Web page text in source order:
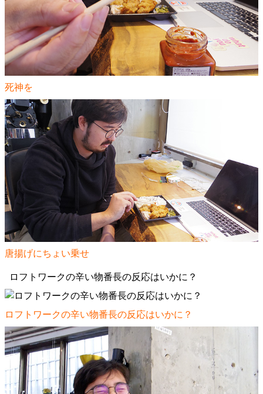
死神を
唐揚げにちょい乗せ
ロフトワークの辛い物番長の反応はいかに？
ロフトワークの辛い物番長の反応はいかに？